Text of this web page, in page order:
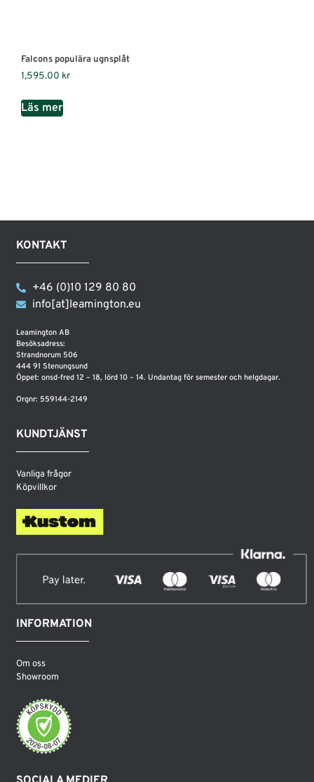
Falcons populära ugnsplåt
1,595.00 kr
Läs mer
KONTAKT
+46 (0)10 129 80 80
info[at]leamington.eu
Leamington AB
Besöksadress:
Strandnorum 506
444 91 Stenungsund
Öppet: onsd-fred 12 – 18, lörd 10 – 14. Undantag för semester och helgdagar.
Orgnr: 559144-2149
KUNDTJÄNST
Vanliga frågor
Köpvillkor
INFORMATION
Om oss
Showroom